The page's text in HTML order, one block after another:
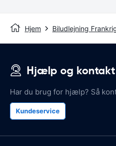
Hjem Biludlejning
Hjælp og kontakt
Har du brug for hjælp? Så
Kundeservice